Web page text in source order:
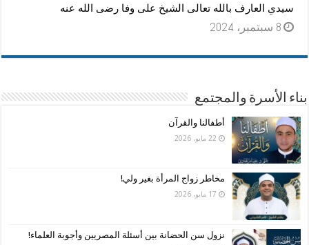
سيدي العارف بالله تعالى الشيخ على وفا رضى الله عنه
8 سبتمبر، 2024
بناء الأسرة والمجتمع
أطفالنا والقرآن
22 مايو، 2026
مخاطر زواج المرأة بغير ولي!
17 مايو، 2026
نزول سن الحضانة بين أسئلة المصريين وأجوبة العلماء!